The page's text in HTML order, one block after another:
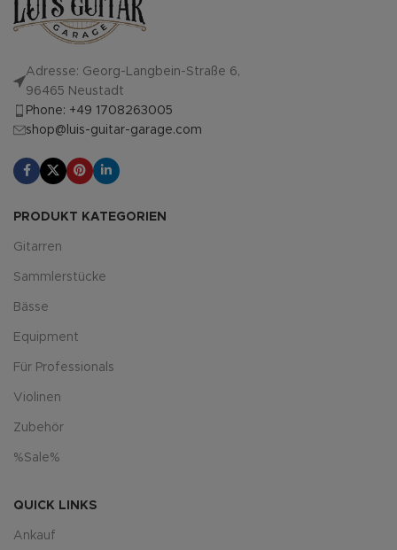
Adresse: Georg-Langbein-Straße 6,
96465 Neustadt
Phone: +49 1708263005
shop@luis-guitar-garage.com
PRODUKT KATEGORIEN
Gitarren
Sammlerstücke
Bässe
Equipment
Für Professionals
Violinen
Zubehör
%Sale%
QUICK LINKS
Ankauf